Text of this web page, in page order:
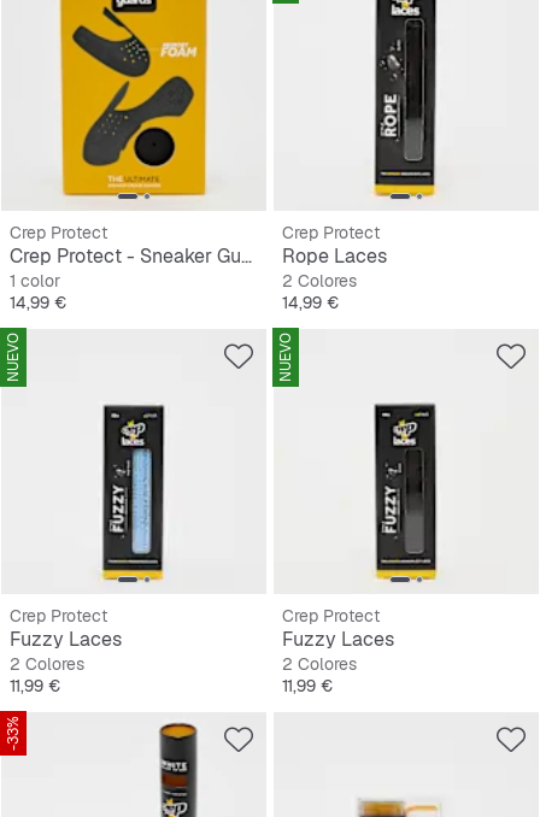
Crep Protect
Crep Protect - Sneaker Guards 3.0
1 color
Precio
14,99 €
Crep Protect
Rope Laces
2 Colores
Precio
14,99 €
NUEVO
Crep Protect
Fuzzy Laces
2 Colores
Precio
11,99 €
NUEVO
Crep Protect
Fuzzy Laces
2 Colores
Precio
11,99 €
-33%